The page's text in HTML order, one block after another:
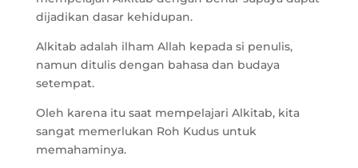
dijadikan dasar kehidupan.
Alkitab adalah ilham Allah kepada si penulis,
namun ditulis dengan bahasa dan budaya
setempat.
Oleh karena itu saat mempelajari Alkitab, kita
sangat memerlukan Roh Kudus untuk
memahaminya.